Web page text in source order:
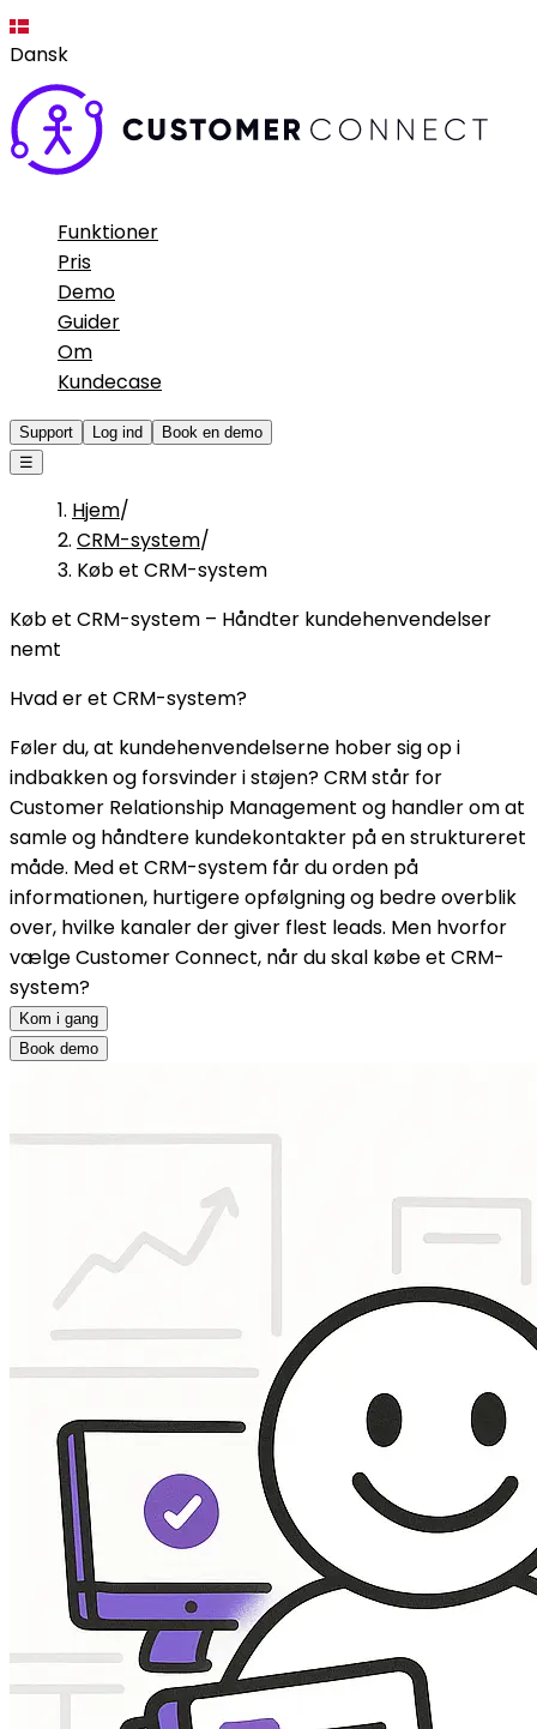
Dansk
Funktioner
Pris
Demo
Guider
Om
Kundecase
Support Log ind
Book en demo
☰
Hjem/
CRM-system/
Køb et CRM-system
Køb et CRM-system – Håndter kundehenvendelser
nemt
Hvad er et CRM-system?
Føler du, at kundehenvendelserne hober sig op i
indbakken og forsvinder i støjen? CRM står for
Customer Relationship Management og handler om at
samle og håndtere kundekontakter på en struktureret
måde. Med et CRM-system får du orden på
informationen, hurtigere opfølgning og bedre overblik
over, hvilke kanaler der giver flest leads. Men hvorfor
vælge Customer Connect, når du skal købe et CRM-
system?
Kom i gang
Book demo